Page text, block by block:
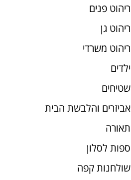
ריהוט פנים
ריהוט גן
ריהוט משרדי
ילדים
שטיחים
אביזרים והלבשת הבית
תאורה
ספות לסלון
שולחנות קפה